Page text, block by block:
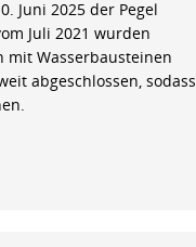
Juni 2025 der Pegel
Juli 2021 wurden
mit Wasserbausteinen
abgeschlossen, sodass